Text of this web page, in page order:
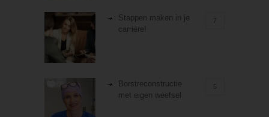
Stappen maken in je
carrière!
7
Borstreconstructie
met eigen weefsel
5